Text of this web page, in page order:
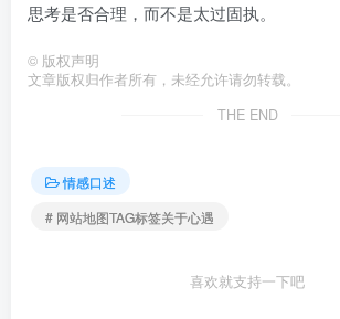
思考是否合理，而不是太过固执。
© 版权声明
文章版权归作者所有，未经允许请勿转载。
THE END
情感口述
# 网站地图TAG标签关于心遇
喜欢就支持一下吧